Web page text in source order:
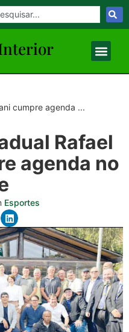
rior
cumpre agenda ...
Rafael
agenda no
Esportes